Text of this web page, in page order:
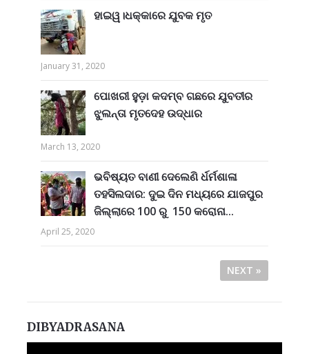
ହାଇୱ।ଧକ୍କାରେ ଯୁବକ ମୃତ
January 31, 2020
ପୋଖରୀ ହୁଡ଼ା କଦମ୍ବ ଗଛରେ ଯୁବତୀର
ଝୁଲନ୍ତା ମୃତଦେହ ଉଦ୍ଧାର
March 13, 2020
ଭବିଷ୍ୟତ ବାଣୀ ଦେଲେଣି ର୍ଧର୍ମଶାଳା
ତହସିଲଦାର: ଦୁଇ ଦିନ ମଧ୍ୟରେ ଯାଜପୁର
ଜିଲ୍ଲାରେ 100 ରୁ 150 କରୋନା...
April 25, 2020
NEXT »
DIBYADRASANA